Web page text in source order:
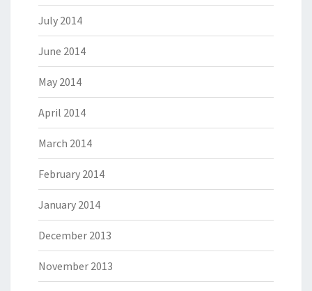
July 2014
June 2014
May 2014
April 2014
March 2014
February 2014
January 2014
December 2013
November 2013